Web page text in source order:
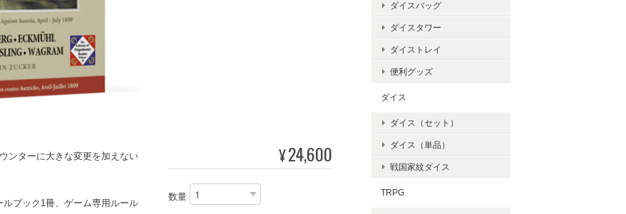
ンターに大きな変更を加えない
ルブック1冊、ゲーム専用ルール
¥24,600
数量
ダイスバッグ
ダイスタワー
ダイストレイ
便利グッズ
ダイス
ダイス（セット）
ダイス（単品）
戦国家紋ダイス
TRPG